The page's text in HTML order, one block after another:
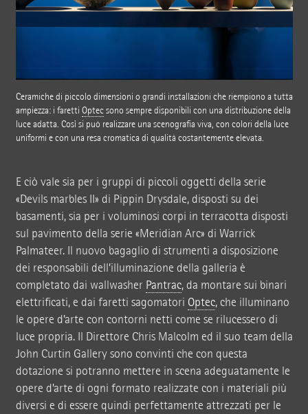
Ceramiche di piccolo dimensioni o grandi installazioni che riempiono a tutta
ampiezza: i faretti Optecsono sempre disponibili con una distribuzione della
luce adatta. Così si può realizzare una scenografia viva, con colori della luce
uniformi e con una resa cromatica di qualità costantemente elevata.
E ciò vale sia per i gruppi di piccoli oggetti della serie
«Devils marbles II» di Pippin Drysdale, disposti su dei
basamenti, sia per i voluminosi corpi in terracotta disposti
sul pavimento della serie «Meridian Arc» di Warrick
Palmateer. Il nuovo bagaglio di strumenti a disposizione
dei responsabili dell’illuminazione della galleria è
completato dai wallwasher Pantrac, da montare sui binari
elettrificati, e dai faretti sagomatori Optec, che illuminano
le opere d’arte con contorni netti come se rilucessero di
luce propria. Il Direttore Chris Malcolm ed il suo team della
John Curtin Gallery sono convinti che con questa
dotazione si potranno mettere in scena adeguatamente le
opere d’arte di ogni formato realizzate con i materiali più
diversi e di essere quindi perfettamente attrezzati per le